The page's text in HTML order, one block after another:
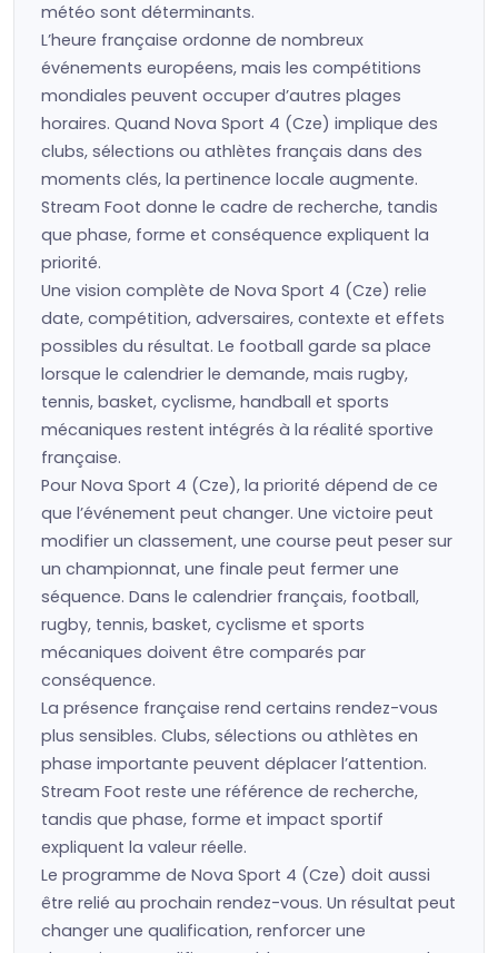
météo sont déterminants.
L’heure française ordonne de nombreux
événements européens, mais les compétitions
mondiales peuvent occuper d’autres plages
horaires. Quand Nova Sport 4 (Cze) implique des
clubs, sélections ou athlètes français dans des
moments clés, la pertinence locale augmente.
Stream Foot donne le cadre de recherche, tandis
que phase, forme et conséquence expliquent la
priorité.
Une vision complète de Nova Sport 4 (Cze) relie
date, compétition, adversaires, contexte et effets
possibles du résultat. Le football garde sa place
lorsque le calendrier le demande, mais rugby,
tennis, basket, cyclisme, handball et sports
mécaniques restent intégrés à la réalité sportive
française.
Pour Nova Sport 4 (Cze), la priorité dépend de ce
que l’événement peut changer. Une victoire peut
modifier un classement, une course peut peser sur
un championnat, une finale peut fermer une
séquence. Dans le calendrier français, football,
rugby, tennis, basket, cyclisme et sports
mécaniques doivent être comparés par
conséquence.
La présence française rend certains rendez-vous
plus sensibles. Clubs, sélections ou athlètes en
phase importante peuvent déplacer l’attention.
Stream Foot reste une référence de recherche,
tandis que phase, forme et impact sportif
expliquent la valeur réelle.
Le programme de Nova Sport 4 (Cze) doit aussi
être relié au prochain rendez-vous. Un résultat peut
changer une qualification, renforcer une